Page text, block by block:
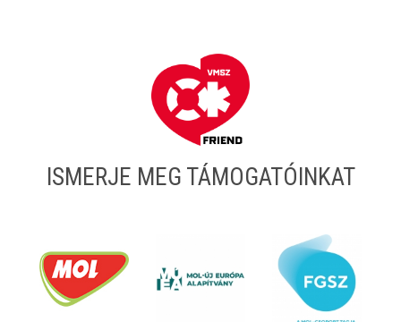
ISMERJE MEG TÁMOGATÓINKAT